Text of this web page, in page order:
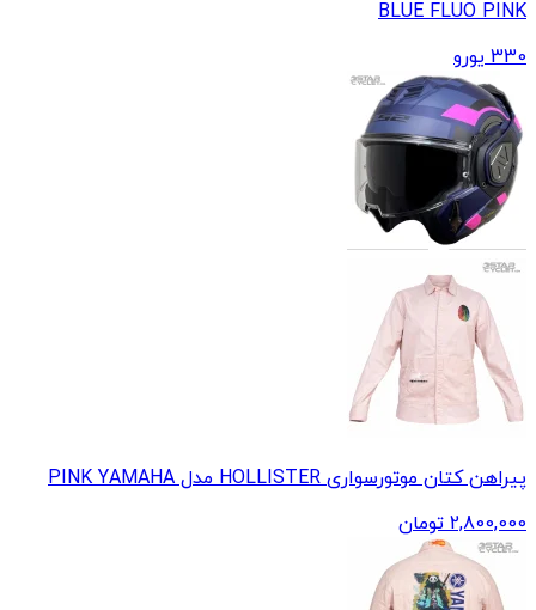
BLUE FLUO PINK
330 یورو
پیراهن کتان موتورسواری HOLLISTER مدل PINK YAMAHA
2,800,000 تومان